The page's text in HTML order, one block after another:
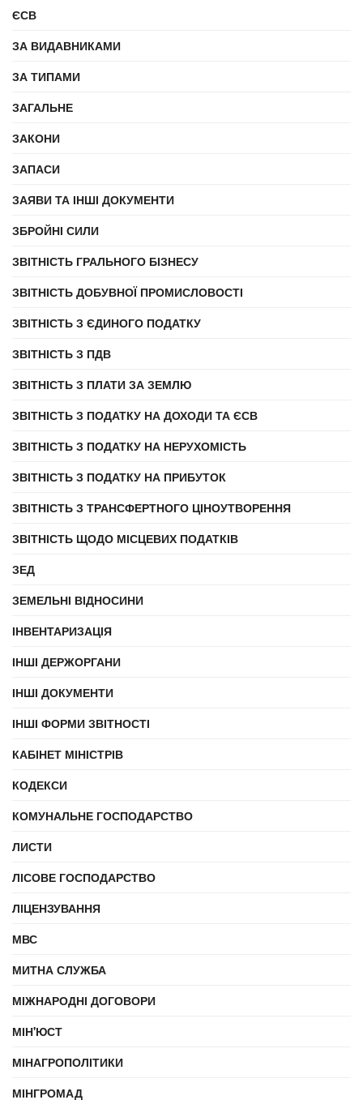
ЄСВ
ЗА ВИДАВНИКАМИ
ЗА ТИПАМИ
ЗАГАЛЬНЕ
ЗАКОНИ
ЗАПАСИ
ЗАЯВИ ТА ІНШІ ДОКУМЕНТИ
ЗБРОЙНІ СИЛИ
ЗВІТНІСТЬ ГРАЛЬНОГО БІЗНЕСУ
ЗВІТНІСТЬ ДОБУВНОЇ ПРОМИСЛОВОСТІ
ЗВІТНІСТЬ З ЄДИНОГО ПОДАТКУ
ЗВІТНІСТЬ З ПДВ
ЗВІТНІСТЬ З ПЛАТИ ЗА ЗЕМЛЮ
ЗВІТНІСТЬ З ПОДАТКУ НА ДОХОДИ ТА ЄСВ
ЗВІТНІСТЬ З ПОДАТКУ НА НЕРУХОМІСТЬ
ЗВІТНІСТЬ З ПОДАТКУ НА ПРИБУТОК
ЗВІТНІСТЬ З ТРАНСФЕРТНОГО ЦІНОУТВОРЕННЯ
ЗВІТНІСТЬ ЩОДО МІСЦЕВИХ ПОДАТКІВ
ЗЕД
ЗЕМЕЛЬНІ ВІДНОСИНИ
ІНВЕНТАРИЗАЦІЯ
ІНШІ ДЕРЖОРГАНИ
ІНШІ ДОКУМЕНТИ
ІНШІ ФОРМИ ЗВІТНОСТІ
КАБІНЕТ МІНІСТРІВ
КОДЕКСИ
КОМУНАЛЬНЕ ГОСПОДАРСТВО
ЛИСТИ
ЛІСОВЕ ГОСПОДАРСТВО
ЛІЦЕНЗУВАННЯ
МВС
МИТНА СЛУЖБА
МІЖНАРОДНІ ДОГОВОРИ
МІН'ЮСТ
МІНАГРОПОЛІТИКИ
МІНГРОМАД